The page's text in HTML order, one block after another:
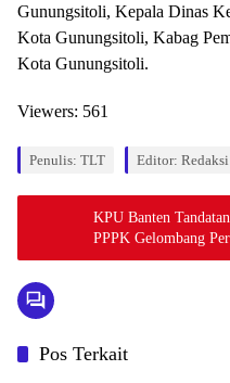
Gunungsitoli, Kepala Dinas
Kota Gunungsitoli, Kabag
Kota Gunungsitoli.
Viewers: 561
Penulis: TLT Editor: Redaksi
KPU Banten
PPPK Gelombang
Pos Terkait
Berita